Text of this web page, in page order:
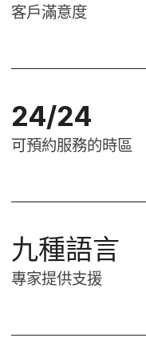
客戶​滿意度
24/24
可​預約​服務​的​時區
九​種​語言
專家​提供​支援